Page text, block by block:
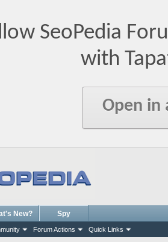
SeoPedia
with
Open in
Forum Actions Quick Links
New? Spy